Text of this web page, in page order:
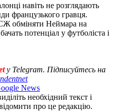
навіть не розглядають
французького гравця.
обміняти Неймара на
потенціал у футболіста і
у Telegram. Підписуйтесь на
News
необхідний текст і
про це редакцію.